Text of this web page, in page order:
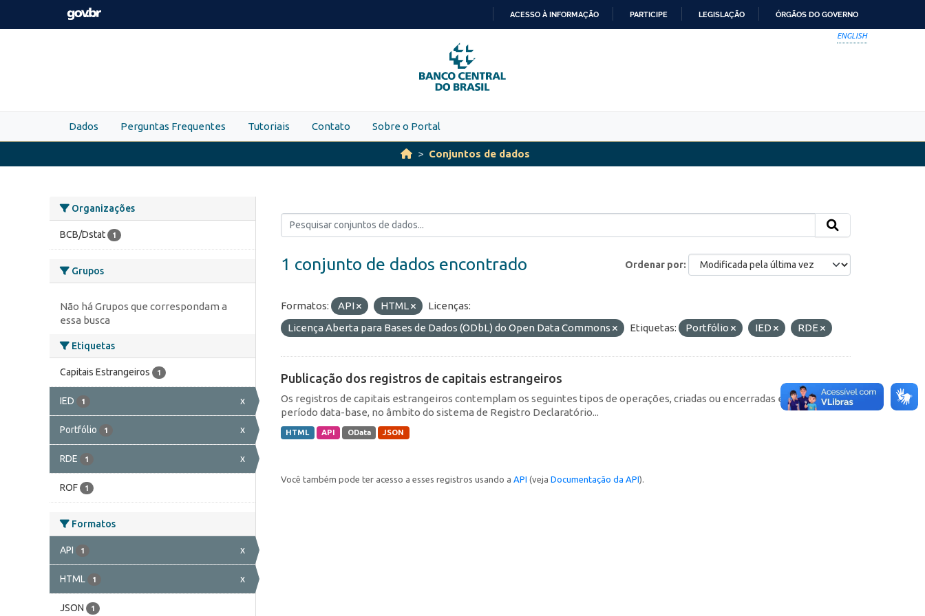
Skip to main content
PARA
O
CONTEÚDO
ACESSO À INFORMAÇÃO PARTICIPE LEGISLAÇÃO ÓRGÃOS DO GOVERNO
ENGLISH
Dados Perguntas Frequentes Tutoriais Contato Sobre o Portal
Conjuntos de dados
Organizações
BCB/Dstat 1
Grupos
Não há Grupos que correspondam a
essa busca
Etiquetas
Capitais Estrangeiros 1
IED 1 x
Portfólio 1 x
RDE 1 x
ROF 1
Formatos
API 1 x
HTML 1 x
JSON 1
Ordenar por
1 conjunto de dados encontrado
Formatos: API HTML
Licenças:
Licença Aberta para Bases de Dados (ODbL) do Open Data Commons
Etiquetas: Portfólio IED RDE
Publicação dos registros de capitais estrangeiros
Os registros de capitais estrangeiros contemplam os seguintes tipos de operações, criadas ou encerradas em cada
período data-base, no âmbito do sistema de Registro Declaratório...
HTML API OData JSON
Você também pode ter acesso a esses registros usando a API (veja Documentação da API).